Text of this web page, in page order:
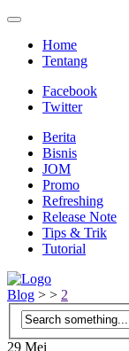
Home
Tentang
Facebook
Twitter
Berita
Bisnis
JOM
Promo
Refreshing
Release Note
Tips & Trik
Tutorial
Blog > > 2
29 Mei